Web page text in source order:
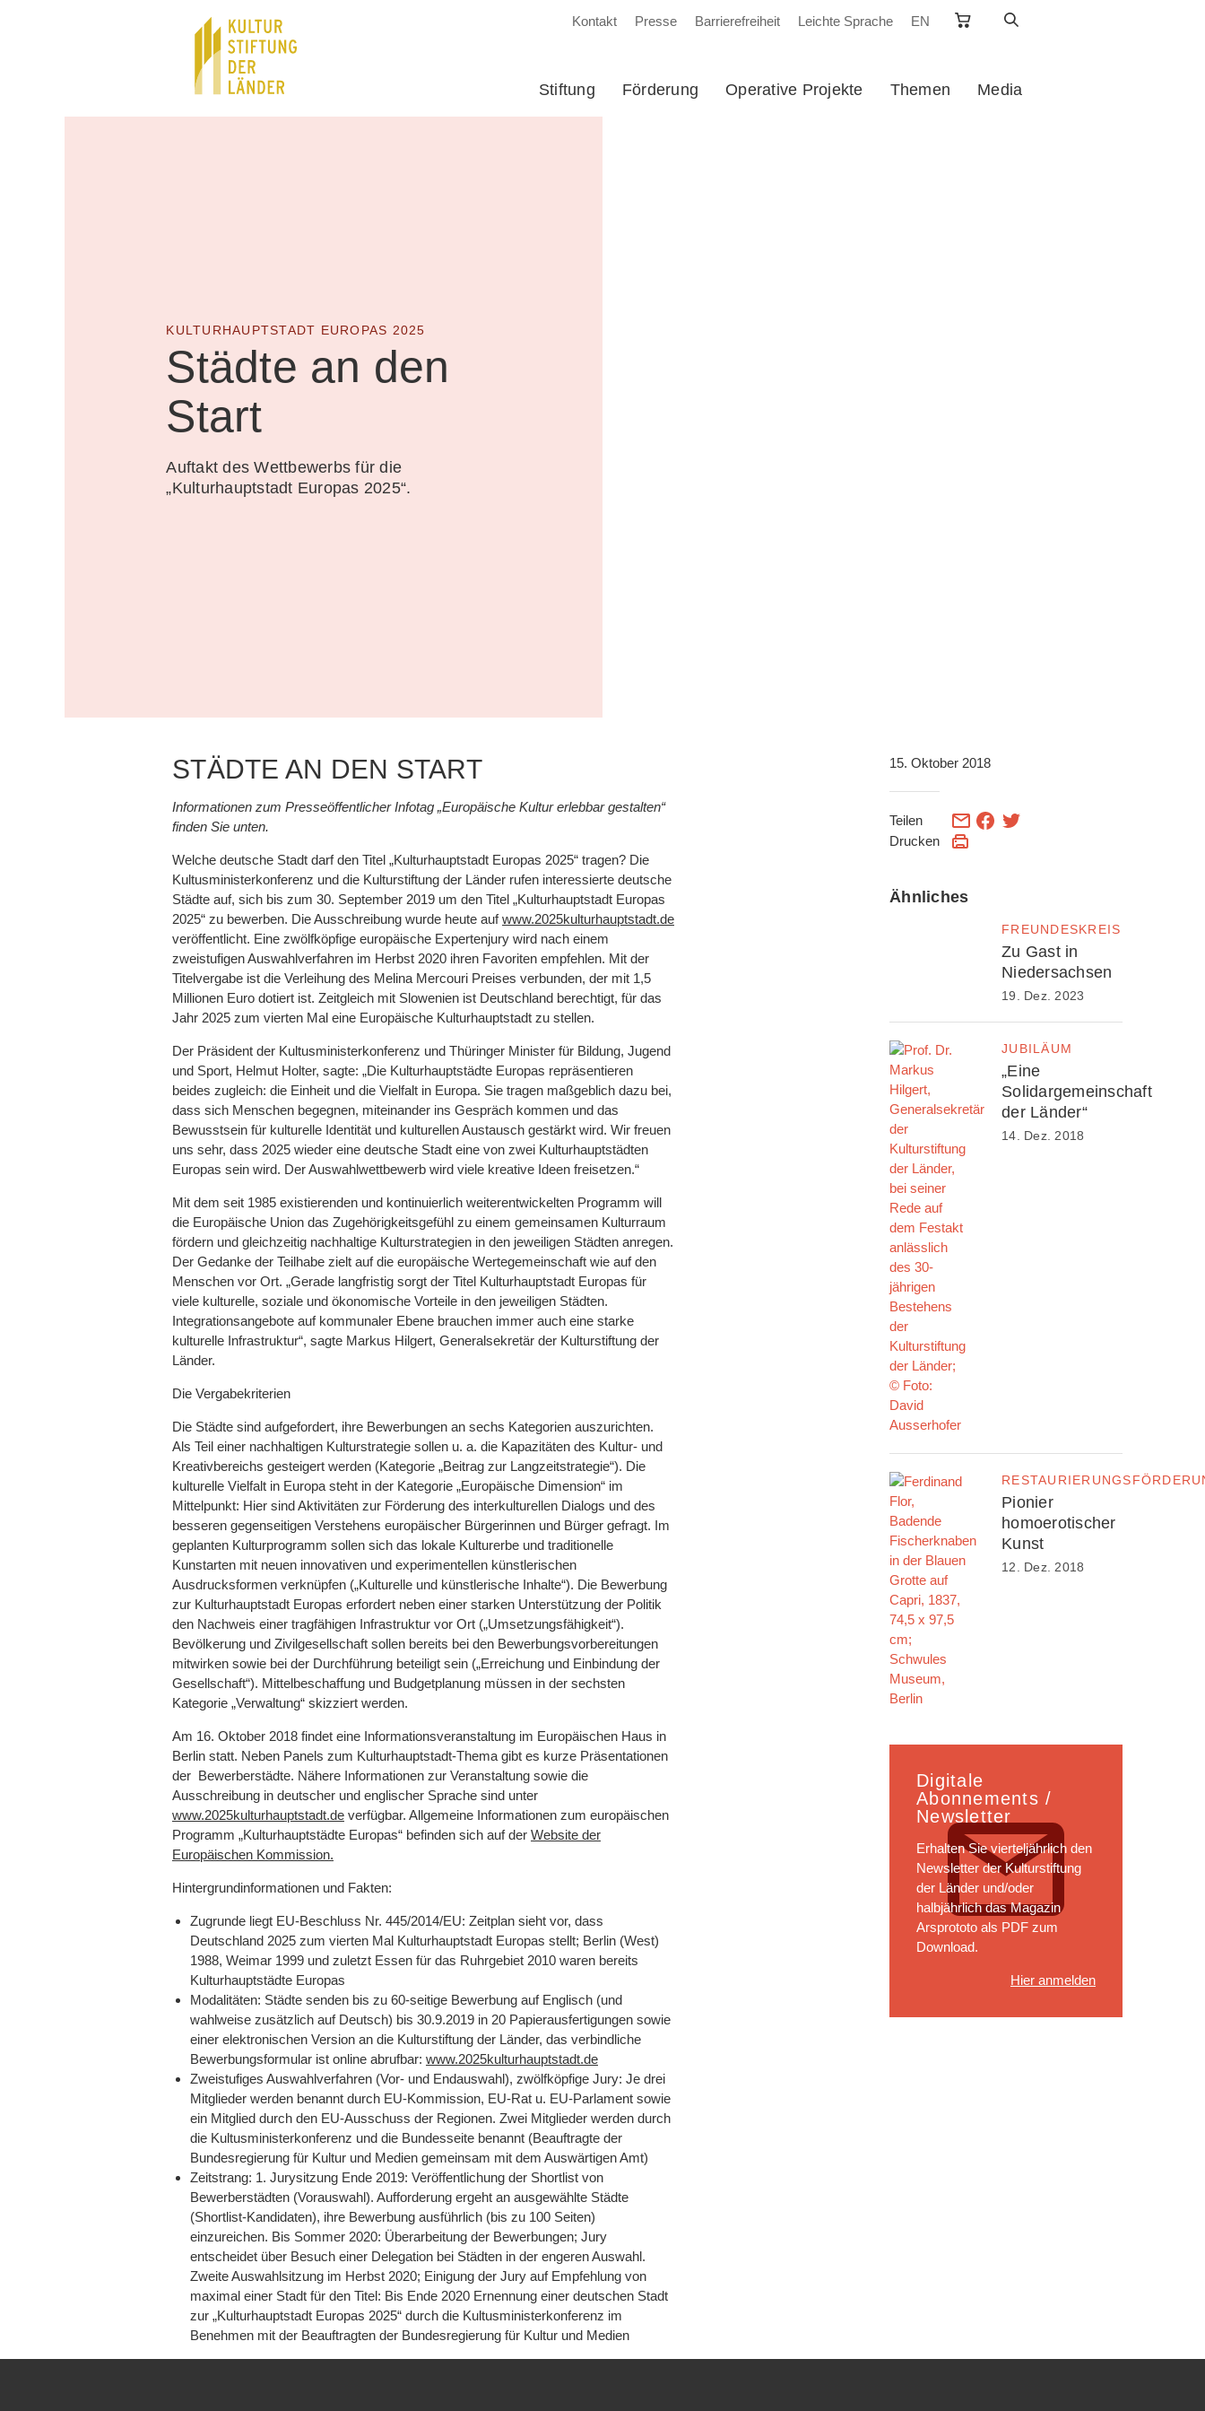
Kontakt Presse Barrierefreiheit Leichte Sprache EN
Stiftung Förderung Operative Projekte Themen Media
KULTURHAUPTSTADT EUROPAS 2025
Städte an den
Start
Auftakt des Wettbewerbs für die
„Kulturhauptstadt Europas 2025“.
STÄDTE AN DEN START
Informationen zum Presseöffentlicher Infotag „Europäische Kultur erlebbar gestalten“
finden Sie unten.
Welche deutsche Stadt darf den Titel „Kulturhauptstadt Europas 2025“ tragen? Die
Kultusministerkonferenz und die Kulturstiftung der Länder rufen interessierte deutsche
Städte auf, sich bis zum 30. September 2019 um den Titel „Kulturhauptstadt Europas
2025“ zu bewerben. Die Ausschreibung wurde heute aufwww.2025kulturhauptstadt.de
veröffentlicht. Eine zwölfköpfige europäische Expertenjury wird nach einem
zweistufigen Auswahlverfahren im Herbst 2020 ihren Favoriten empfehlen. Mit der
Titelvergabe ist die Verleihung des Melina Mercouri Preises verbunden, der mit 1,5
Millionen Euro dotiert ist. Zeitgleich mit Slowenien ist Deutschland berechtigt, für das
Jahr 2025 zum vierten Mal eine Europäische Kulturhauptstadt zu stellen.
Der Präsident der Kultusministerkonferenz und Thüringer Minister für Bildung, Jugend
und Sport, Helmut Holter, sagte: „Die Kulturhauptstädte Europas repräsentieren
beides zugleich: die Einheit und die Vielfalt in Europa. Sie tragen maßgeblich dazu bei,
dass sich Menschen begegnen, miteinander ins Gespräch kommen und das
Bewusstsein für kulturelle Identität und kulturellen Austausch gestärkt wird. Wir freuen
uns sehr, dass 2025 wieder eine deutsche Stadt eine von zwei Kulturhauptstädten
Europas sein wird. Der Auswahlwettbewerb wird viele kreative Ideen freisetzen.“
Mit dem seit 1985 existierenden und kontinuierlich weiterentwickelten Programm will
die Europäische Union das Zugehörigkeitsgefühl zu einem gemeinsamen Kulturraum
fördern und gleichzeitig nachhaltige Kulturstrategien in den jeweiligen Städten anregen.
Der Gedanke der Teilhabe zielt auf die europäische Wertegemeinschaft wie auf den
Menschen vor Ort. „Gerade langfristig sorgt der Titel Kulturhauptstadt Europas für
viele kulturelle, soziale und ökonomische Vorteile in den jeweiligen Städten.
Integrationsangebote auf kommunaler Ebene brauchen immer auch eine starke
kulturelle Infrastruktur“, sagte Markus Hilgert, Generalsekretär der Kulturstiftung der
Länder.
Die Vergabekriterien
Die Städte sind aufgefordert, ihre Bewerbungen an sechs Kategorien auszurichten.
Als Teil einer nachhaltigen Kulturstrategie sollen u. a. die Kapazitäten des Kultur- und
Kreativbereichs gesteigert werden (Kategorie „Beitrag zur Langzeitstrategie“). Die
kulturelle Vielfalt in Europa steht in der Kategorie „Europäische Dimension“ im
Mittelpunkt: Hier sind Aktivitäten zur Förderung des interkulturellen Dialogs und des
besseren gegenseitigen Verstehens europäischer Bürgerinnen und Bürger gefragt. Im
geplanten Kulturprogramm sollen sich das lokale Kulturerbe und traditionelle
Kunstarten mit neuen innovativen und experimentellen künstlerischen
Ausdrucksformen verknüpfen („Kulturelle und künstlerische Inhalte“). Die Bewerbung
zur Kulturhauptstadt Europas erfordert neben einer starken Unterstützung der Politik
den Nachweis einer tragfähigen Infrastruktur vor Ort („Umsetzungsfähigkeit“).
Bevölkerung und Zivilgesellschaft sollen bereits bei den Bewerbungsvorbereitungen
mitwirken sowie bei der Durchführung beteiligt sein („Erreichung und Einbindung der
Gesellschaft“). Mittelbeschaffung und Budgetplanung müssen in der sechsten
Kategorie „Verwaltung“ skizziert werden.
Am 16. Oktober 2018 findet eine Informationsveranstaltung im Europäischen Haus in
Berlin statt. Neben Panels zum Kulturhauptstadt-Thema gibt es kurze Präsentationen
der Bewerberstädte. Nähere Informationen zur Veranstaltung sowie die
Ausschreibung in deutscher und englischer Sprache sind unter
www.2025kulturhauptstadt.de verfügbar. Allgemeine Informationen zum europäischen
Programm „Kulturhauptstädte Europas“ befinden sich auf der Website der
Europäischen Kommission.
Hintergrundinformationen und Fakten:
Zugrunde liegt EU-Beschluss Nr. 445/2014/EU: Zeitplan sieht vor, dass
Deutschland 2025 zum vierten Mal Kulturhauptstadt Europas stellt; Berlin (West)
1988, Weimar 1999 und zuletzt Essen für das Ruhrgebiet 2010 waren bereits
Kulturhauptstädte Europas
Modalitäten: Städte senden bis zu 60-seitige Bewerbung auf Englisch (und
wahlweise zusätzlich auf Deutsch) bis 30.9.2019 in 20 Papierausfertigungen sowie
einer elektronischen Version an die Kulturstiftung der Länder, das verbindliche
Bewerbungsformular ist online abrufbar: www.2025kulturhauptstadt.de
Zweistufiges Auswahlverfahren (Vor- und Endauswahl), zwölfköpfige Jury: Je drei
Mitglieder werden benannt durch EU-Kommission, EU-Rat u. EU-Parlament sowie
ein Mitglied durch den EU-Ausschuss der Regionen. Zwei Mitglieder werden durch
die Kultusministerkonferenz und die Bundesseite benannt (Beauftragte der
Bundesregierung für Kultur und Medien gemeinsam mit dem Auswärtigen Amt)
Zeitstrang: 1. Jurysitzung Ende 2019: Veröffentlichung der Shortlist von
Bewerberstädten (Vorauswahl). Aufforderung ergeht an ausgewählte Städte
(Shortlist-Kandidaten), ihre Bewerbung ausführlich (bis zu 100 Seiten)
einzureichen. Bis Sommer 2020: Überarbeitung der Bewerbungen; Jury
entscheidet über Besuch einer Delegation bei Städten in der engeren Auswahl.
Zweite Auswahlsitzung im Herbst 2020; Einigung der Jury auf Empfehlung von
maximal einer Stadt für den Titel: Bis Ende 2020 Ernennung einer deutschen Stadt
zur „Kulturhauptstadt Europas 2025“ durch die Kultusministerkonferenz im
Benehmen mit der Beauftragten der Bundesregierung für Kultur und Medien
15. Oktober 2018
Teilen
Drucken
Ähnliches
FREUNDESKREIS
Zu Gast in
Niedersachsen
19. Dez. 2023
JUBILÄUM
„Eine
Solidargemeinschaft
der Länder“
14. Dez. 2018
Pionier
homoerotischer
Kunst
12. Dez. 2018
Digitale
Abonnements /
Newsletter
Erhalten Sie vierteljährlich den
Newsletter der Kulturstiftung
der Länder und/oder
halbjährlich das Magazin
Arsprototo als PDF zum
Download.
Hier anmelden